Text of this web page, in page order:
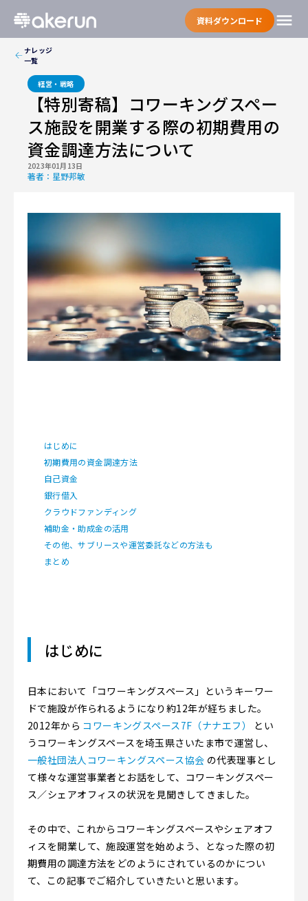
資料ダウンロード menu
ナレッジ
一覧
経営・戦略
【特別寄稿】コワーキングスペー
ス施設を開業する際の初期費用の
資金調達方法について
2023年01月13日
著者： 星野邦敏
はじめに
初期費用の資金調達方法
自己資金
銀行借入
クラウドファンディング
補助金・助成金の活用
その他、サブリースや運営委託などの方法も
まとめ
はじめに
日本において「コワーキングスペース」というキーワー
ドで施設が作られるようになり約12年が経ちました。
2012年から コワーキングスペース7F（ナナエフ）
とい
うコワーキングスペースを埼玉県さいたま市で運営し、
一般社団法人コワーキングスペース協会 の代表理事とし
て様々な運営事業者とお話をして、コワーキングスペー
ス／シェアオフィスの状況を見聞きしてきました。
その中で、これからコワーキングスペースやシェアオフ
ィスを開業して、施設運営を始めよう、となった際の初
期費用の調達方法をどのようにされているのかについ
て、この記事でご紹介していきたいと思います。